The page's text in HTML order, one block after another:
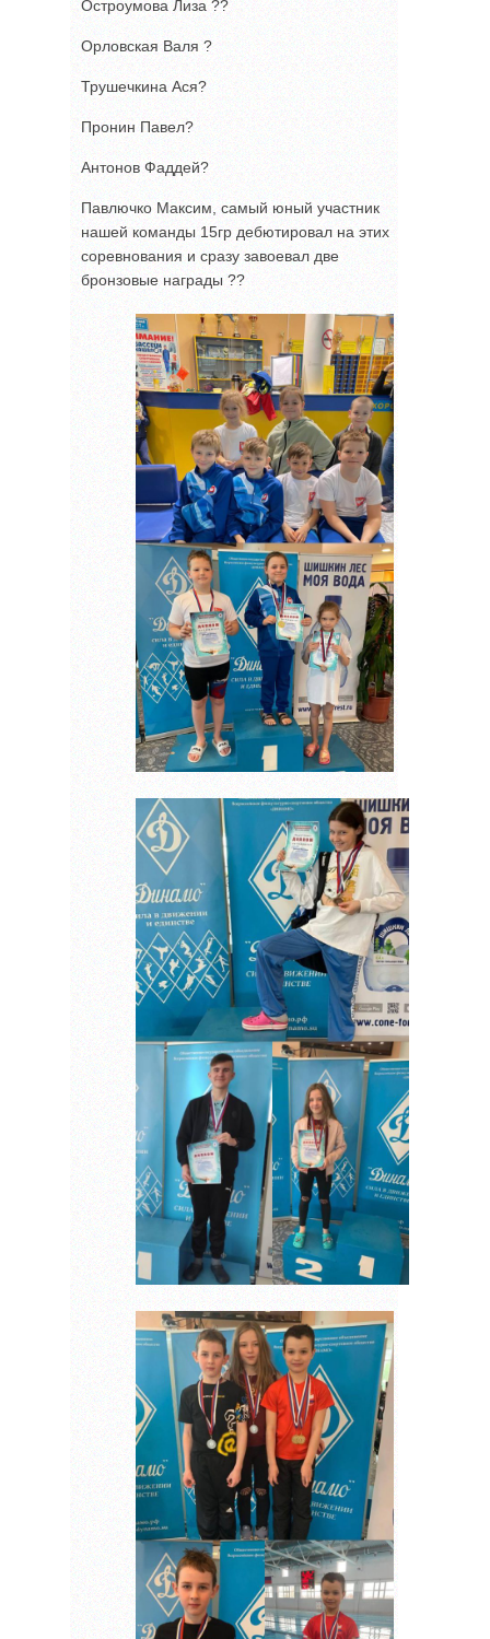
Остроумова Лиза ??
Орловская Валя ?
Трушечкина Ася?
Пронин Павел?
Антонов Фаддей?
Павлючко Максим, самый юный участник
нашей команды 15гр дебютировал на этих
соревнования и сразу завоевал две
бронзовые награды ??